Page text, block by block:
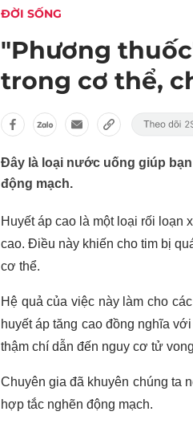
ĐỜI SỐNG
"Phương
trong cơ thể,
Đây là loại nước uống giúp
động mạch.
Huyết áp cao là một loại rối loạn
cao. Điều này khiến cho tim bị
cơ thể.
Hệ quả của việc này làm cho
huyết áp tăng cao đồng nghĩa
thậm chí dẫn đến nguy cơ tử
Chuyên gia đã khuyên chúng ta
hợp tắc nghẽn động mạch.